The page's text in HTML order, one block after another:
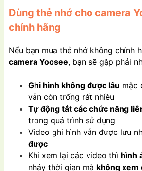
Dùng thẻ nhớ cho camera
chính hãng
Nếu bạn mua thẻ nhớ không chính
camera Yoosee, bạn sẽ gặp phải
Ghi hình không được lâu mặc
vẫn còn trống rất nhiều
Tự động tắt các chức năng
trong quá trình sử dụng
Video ghi hình vẫn được lưu
được
Khi xem lại các video thì hình
nhảy thời gian mà không xem